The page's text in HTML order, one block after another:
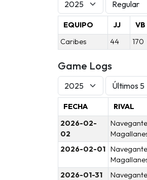
EQUIPO JJ VB
Caribes
44 170
Game Logs
FECHA RIVAL
2026-02-
02
2026-02-01
2026-01-31